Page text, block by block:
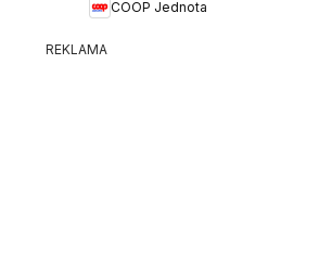
COOP Jednota
REKLAMA